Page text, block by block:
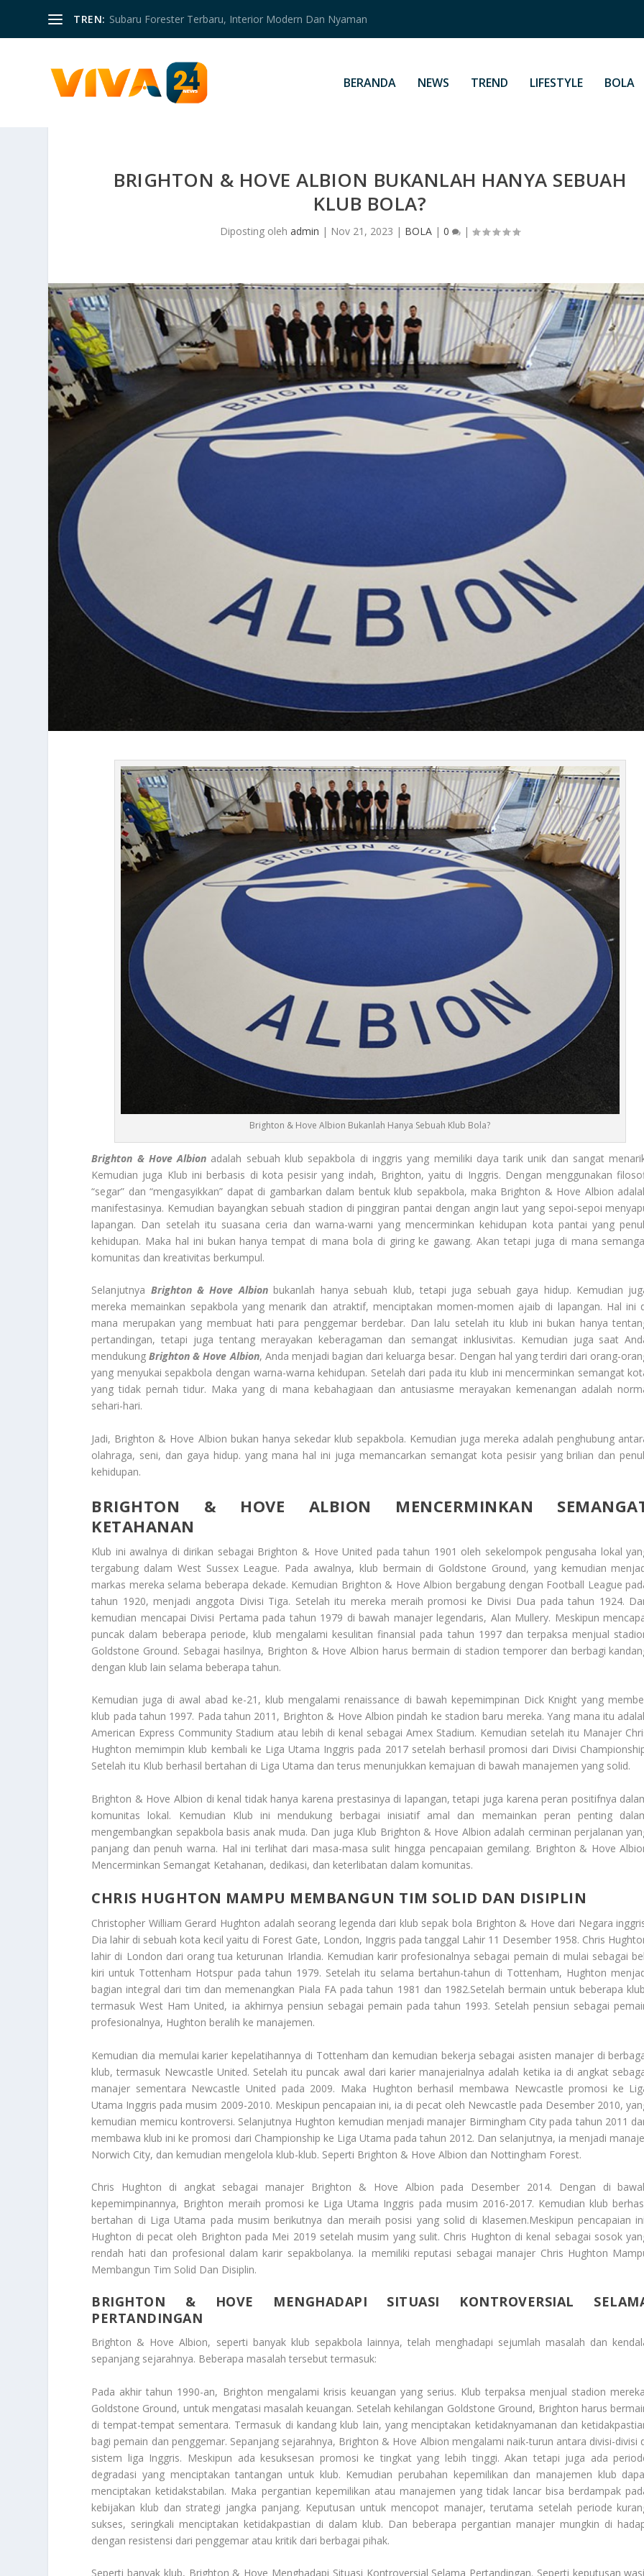
TREN: Subaru Forester Terbaru, Interior Modern Dan Nyaman
BERANDA NEWS TREND LIFESTYLE BOLA
BRIGHTON & HOVE ALBION BUKANLAH HANYA SEBUAH
KLUB BOLA?
Diposting olehadmin | Nov 21, 2023 | BOLA |0 |
Brighton & Hove Albion Bukanlah Hanya Sebuah Klub Bola?
Brighton & Hove Albion adalah sebuah klub sepakbola di inggris yang memiliki daya tarik unik dan sangat
Kemudian juga Klub ini berbasis di kota pesisir yang indah, Brighton, yaitu di Inggris. Dengan menggunakan
“segar” dan “mengasyikkan” dapat di gambarkan dalam bentuk klub sepakbola, maka Brighton & Hove Albion
manifestasinya. Kemudian bayangkan sebuah stadion di pinggiran pantai dengan angin laut yang sepoi-sepoi
lapangan. Dan setelah itu suasana ceria dan warna-warni yang mencerminkan kehidupan kota pantai yang
kehidupan. Maka hal ini bukan hanya tempat di mana bola di giring ke gawang. Akan tetapi juga di mana
komunitas dan kreativitas berkumpul.
Selanjutnya Brighton & Hove Albionbukanlah hanya sebuah klub, tetapi juga sebuah gaya hidup. Kemudian
mereka memainkan sepakbola yang menarik dan atraktif, menciptakan momen-momen ajaib di lapangan. Hal ini
mana merupakan yang membuat hati para penggemar berdebar. Dan lalu setelah itu klub ini bukan hanya
pertandingan, tetapi juga tentang merayakan keberagaman dan semangat inklusivitas. Kemudian juga saat
mendukungBrighton & Hove Albion, Anda menjadi bagian dari keluarga besar. Dengan hal yang terdiri dari orang-
yang menyukai sepakbola dengan warna-warna kehidupan. Setelah dari pada itu klub ini mencerminkan semangat
yang tidak pernah tidur. Maka yang di mana kebahagiaan dan antusiasme merayakan kemenangan adalah
sehari-hari.
Jadi, Brighton & Hove Albion bukan hanya sekedar klub sepakbola. Kemudian juga mereka adalah penghubung
olahraga, seni, dan gaya hidup. yang mana hal ini juga memancarkan semangat kota pesisir yang brilian dan
kehidupan.
BRIGHTON & HOVE ALBION MENCERMINKAN
KETAHANAN
Klub ini awalnya di dirikan sebagai Brighton & Hove United pada tahun 1901 oleh sekelompok pengusaha lokal
tergabung dalam West Sussex League. Pada awalnya, klub bermain di Goldstone Ground, yang kemudian
markas mereka selama beberapa dekade. Kemudian Brighton & Hove Albion bergabung dengan Football League
tahun 1920, menjadi anggota Divisi Tiga. Setelah itu mereka meraih promosi ke Divisi Dua pada tahun 1924.
kemudian mencapai Divisi Pertama pada tahun 1979 di bawah manajer legendaris, Alan Mullery. Meskipun
puncak dalam beberapa periode, klub mengalami kesulitan finansial pada tahun 1997 dan terpaksa menjual
Goldstone Ground. Sebagai hasilnya, Brighton & Hove Albion harus bermain di stadion temporer dan berbagi
dengan klub lain selama beberapa tahun.
Kemudian juga di awal abad ke-21, klub mengalami renaissance di bawah kepemimpinan Dick Knight yang
klub pada tahun 1997. Pada tahun 2011, Brighton & Hove Albion pindah ke stadion baru mereka. Yang mana itu
American Express Community Stadium atau lebih di kenal sebagai Amex Stadium. Kemudian setelah itu Manajer
Hughton memimpin klub kembali ke Liga Utama Inggris pada 2017 setelah berhasil promosi dari Divisi
Setelah itu Klub berhasil bertahan di Liga Utama dan terus menunjukkan kemajuan di bawah manajemen yang solid.
Brighton & Hove Albion di kenal tidak hanya karena prestasinya di lapangan, tetapi juga karena peran positifnya
komunitas lokal. Kemudian Klub ini mendukung berbagai inisiatif amal dan memainkan peran penting
mengembangkan sepakbola basis anak muda. Dan juga Klub Brighton & Hove Albion adalah cerminan perjalanan
panjang dan penuh warna. Hal ini terlihat dari masa-masa sulit hingga pencapaian gemilang. Brighton & Hove
Mencerminkan Semangat Ketahanan, dedikasi, dan keterlibatan dalam komunitas.
CHRIS HUGHTON MAMPU MEMBANGUN TIM SOLID DAN DISIPLIN
Christopher William Gerard Hughton adalah seorang legenda dari klub sepak bola Brighton & Hove dari Negara
Dia lahir di sebuah kota kecil yaitu di Forest Gate, London, Inggris pada tanggal Lahir 11 Desember 1958. Chris
lahir di London dari orang tua keturunan Irlandia. Kemudian karir profesionalnya sebagai pemain di mulai sebagai
kiri untuk Tottenham Hotspur pada tahun 1979. Setelah itu selama bertahun-tahun di Tottenham, Hughton
bagian integral dari tim dan memenangkan Piala FA pada tahun 1981 dan 1982.Setelah bermain untuk beberapa
termasuk West Ham United, ia akhirnya pensiun sebagai pemain pada tahun 1993. Setelah pensiun sebagai
profesionalnya, Hughton beralih ke manajemen.
Kemudian dia memulai karier kepelatihannya di Tottenham dan kemudian bekerja sebagai asisten manajer di
klub, termasuk Newcastle United. Setelah itu puncak awal dari karier manajerialnya adalah ketika ia di angkat
manajer sementara Newcastle United pada 2009. Maka Hughton berhasil membawa Newcastle promosi ke
Utama Inggris pada musim 2009-2010. Meskipun pencapaian ini, ia di pecat oleh Newcastle pada Desember 2010,
kemudian memicu kontroversi. Selanjutnya Hughton kemudian menjadi manajer Birmingham City pada tahun 2011
membawa klub ini ke promosi dari Championship ke Liga Utama pada tahun 2012. Dan selanjutnya, ia menjadi
Norwich City, dan kemudian mengelola klub-klub. Seperti Brighton & Hove Albion dan Nottingham Forest.
Chris Hughton di angkat sebagai manajer Brighton & Hove Albion pada Desember 2014. Dengan di
kepemimpinannya, Brighton meraih promosi ke Liga Utama Inggris pada musim 2016-2017. Kemudian klub
bertahan di Liga Utama pada musim berikutnya dan meraih posisi yang solid di klasemen.Meskipun pencapaian
Hughton di pecat oleh Brighton pada Mei 2019 setelah musim yang sulit. Chris Hughton di kenal sebagai sosok
rendah hati dan profesional dalam karir sepakbolanya. Ia memiliki reputasi sebagai manajer Chris Hughton
Membangun Tim Solid Dan Disiplin.
BRIGHTON & HOVE MENGHADAPI SITUASI KONTROVERSIAL
PERTANDINGAN
Brighton & Hove Albion, seperti banyak klub sepakbola lainnya, telah menghadapi sejumlah masalah dan
sepanjang sejarahnya. Beberapa masalah tersebut termasuk:
Pada akhir tahun 1990-an, Brighton mengalami krisis keuangan yang serius. Klub terpaksa menjual stadion
Goldstone Ground, untuk mengatasi masalah keuangan. Setelah kehilangan Goldstone Ground, Brighton harus
di tempat-tempat sementara. Termasuk di kandang klub lain, yang menciptakan ketidaknyamanan dan
bagi pemain dan penggemar. Sepanjang sejarahnya, Brighton & Hove Albion mengalami naik-turun antara divisi-divisi
sistem liga Inggris. Meskipun ada kesuksesan promosi ke tingkat yang lebih tinggi. Akan tetapi juga ada
degradasi yang menciptakan tantangan untuk klub. Kemudian perubahan kepemilikan dan manajemen klub
menciptakan ketidakstabilan. Maka pergantian kepemilikan atau manajemen yang tidak lancar bisa berdampak
kebijakan klub dan strategi jangka panjang. Keputusan untuk mencopot manajer, terutama setelah periode
sukses, seringkali menciptakan ketidakpastian di dalam klub. Dan beberapa pergantian manajer mungkin di
dengan resistensi dari penggemar atau kritik dari berbagai pihak.
Seperti banyak klub, Brighton & Hove Menghadapi Situasi Kontroversial Selama Pertandingan. Seperti keputusan